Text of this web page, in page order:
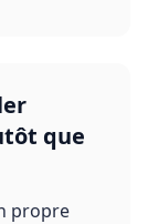
que
propre